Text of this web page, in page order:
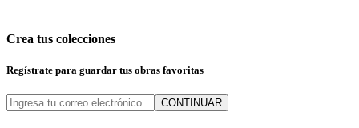
Crea tus colecciones
Regístrate para guardar tus obras favoritas
CONTINUAR